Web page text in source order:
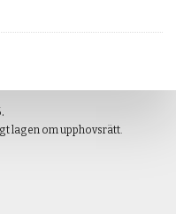
lagen om upphovsrätt.